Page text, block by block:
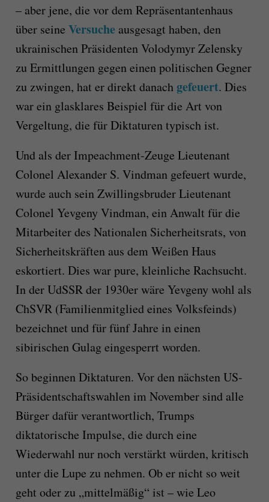
– aber jene, die vor dem Repräsentantenhaus
über seine Versucheausgesagt haben, den
ukrainischen Präsidenten Volodymyr Zelensky
zu Ermittlungen gegen einen politischen Gegner
zu zwingen, hat er direkt danach gefeuert. Dies
war ein glasklares Beispiel für die Art von
Vergeltung, die für Diktaturen typisch ist.
Und als der Impeachment-Zeuge Lieutenant
Colonel Alexander S. Vindman gefeuert wurde,
wurde auch sein Zwillingsbruder Lieutenant
Colonel Yevgeny Vindman, ein Anwalt für die
Mitarbeiter des Nationalen Sicherheitsrats, von
Sicherheitskräften aus dem Weißen Haus
eskortiert. Dies war pure, kleinliche Rachsucht.
In der UdSSR der 1930er wäre Yevgeny wohl als
ChSVR (Familienmitglied eines Volksfeinds)
bezeichnet und für fünf Jahre in einen
sibirischen Gulag eingesperrt worden.
So beginnen Diktaturen. Vor den nächsten US-
Präsidentschaftswahlen im November sind alle
Bürger dafür verantwortlich, Trumps
diktatorische Impulse, die durch eine
Wiederwahl nur noch verstärkt würden, kritisch
unter die Lupe zu nehmen. Ob er nicht so weit
geht oder zu „mittelmäßig“ ist – wie Leo